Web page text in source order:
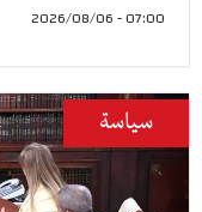
07:00 - 2026/08/06
سياسة